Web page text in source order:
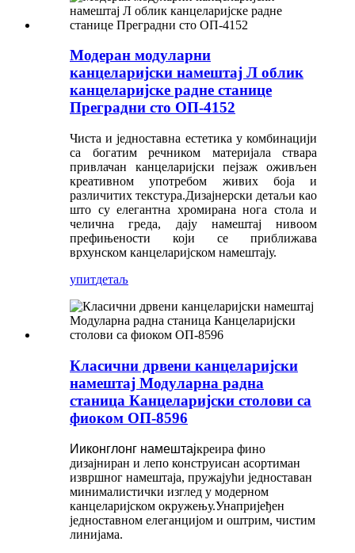
Модеран модуларни
канцеларијски намештај Л облик
канцеларијске радне станице
Преградни сто ОП-4152
Чиста и једноставна естетика у комбинацији
са богатим речником материјала ствара
привлачан канцеларијски пејзаж оживљен
креативном употребом живих боја и
различитих текстура.Дизајнерски детаљи као
што су елегантна хромирана нога стола и
челична греда, дају намештај нивоом
префињености који се приближава
врхунском канцеларијском намештају.
упитдетаљ
Класични дрвени канцеларијски
намештај Модуларна радна
станица Канцеларијски столови са
фиоком ОП-8596
Ииконглонг намештајкреира фино
дизајниран и лепо конструисан асортиман
извршног намештаја, пружајући једноставан
минималистички изглед у модерном
канцеларијском окружењу.Унапријеђен
једноставном елеганцијом и оштрим, чистим
линијама.